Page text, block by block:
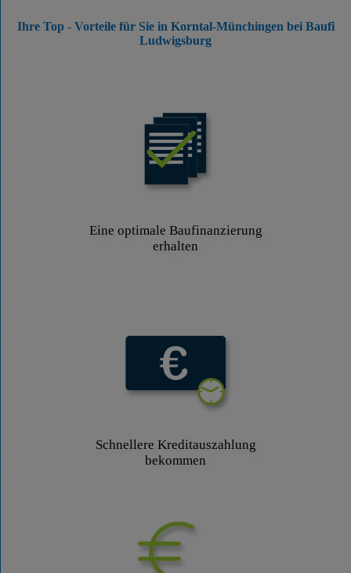
Ihre Top - Vorteile für Sie in Korntal-Münchingen bei Baufi
Ludwigsburg
Eine optimale Baufinanzierung
erhalten
Schnellere Kreditauszahlung
bekommen